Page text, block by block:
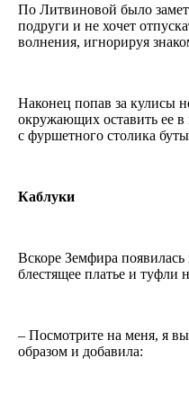
По Литвиновой было
подруги и не хочет
волнения, игнорируя
Наконец попав за кулисы
окружающих оставить ее в
с фуршетного столика
Каблуки
Вскоре Земфира
блестящее платье и туфли
– Посмотрите на меня, я
образом и добавила: